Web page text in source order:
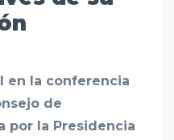
en la conferencia
de
por la Presidencia